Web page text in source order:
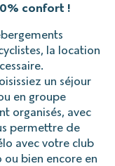
confort !
la location
un séjour
en groupe
organisés, avec
permettre de
avec votre club
ou bien encore en